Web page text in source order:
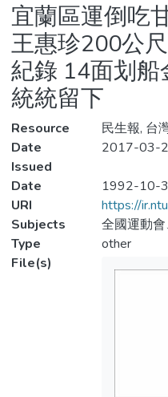
Statistics
宜蘭區運倒吃
王惠珍200公
紀錄 14面划
統統留下
Resource
民生報, 台
Date
Issued
2017-03-
Date
1992-10-
URI
https://
Subjects
全國運動
Type
other
File(s)